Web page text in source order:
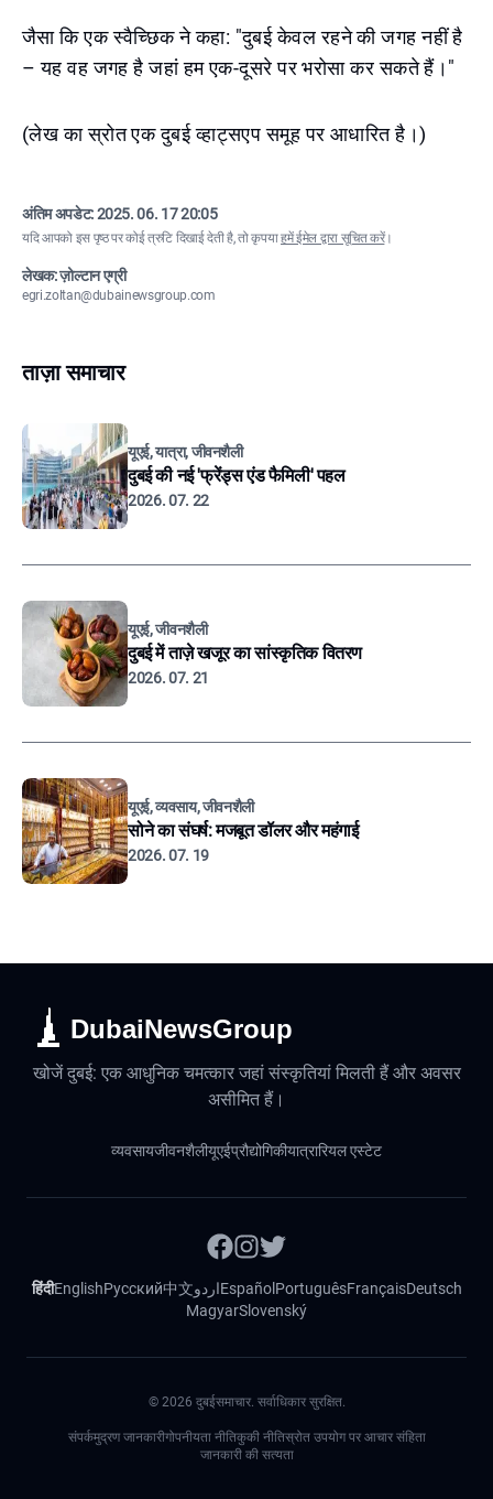
जैसा कि एक स्वैच्छिक ने कहा: "दुबई केवल रहने की जगह नहीं है
– यह वह जगह है जहां हम एक-दूसरे पर भरोसा कर सकते हैं।"
(लेख का स्रोत एक दुबई व्हाट्सएप समूह पर आधारित है।)
अंतिम अपडेट:2025. 06. 17 20:05
यदि आपको इस पृष्ठ पर कोई त्रुटि दिखाई देती है, तो कृपयाहमें ईमेल द्वारा सूचित करें।
लेखक: ज़ोल्टान एग्री
egri.zoltan@dubainewsgroup.com
ताज़ा समाचार
यूएई, यात्रा, जीवनशैली
दुबई की नई 'फ्रेंड्स एंड फैमिली' पहल
2026. 07. 22
यूएई, जीवनशैली
दुबई में ताज़े खजूर का सांस्कृतिक वितरण
2026. 07. 21
यूएई, व्यवसाय, जीवनशैली
सोने का संघर्ष: मजबूत डॉलर और महंगाई
2026. 07. 19
DubaiNewsGroup
खोजें दुबई: एक आधुनिक चमत्कार जहां संस्कृतियां मिलती हैं और अवसर
असीमित हैं।
व्यवसायजीवनशैलीयूएईप्रौद्योगिकीयात्रारियल एस्टेट
हिंदीEnglishРусский中文اردوEspañol PortuguêsFrançaisDeutsch
MagyarSlovenský
© 2026 दुबईसमाचार. सर्वाधिकार सुरक्षित.
संपर्कमुद्रण जानकारीगोपनीयता नीतिकुकी नीतिस्रोत उपयोग पर आचार संहिता
जानकारी की सत्यता